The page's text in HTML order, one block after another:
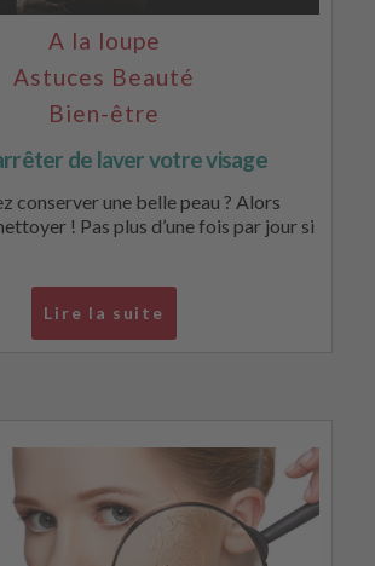
A la loupe
Astuces Beauté
Bien-être
de laver votre visage
conserver une belle peau ? Alors
! Pas plus d’une fois par jour si
Lire la suite